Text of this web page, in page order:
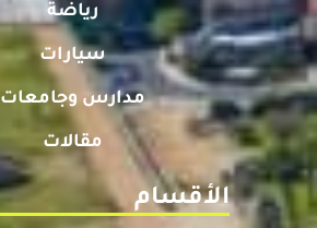
رياضة
سيارات
مدارس وجامعات
مقالات
الأقسام